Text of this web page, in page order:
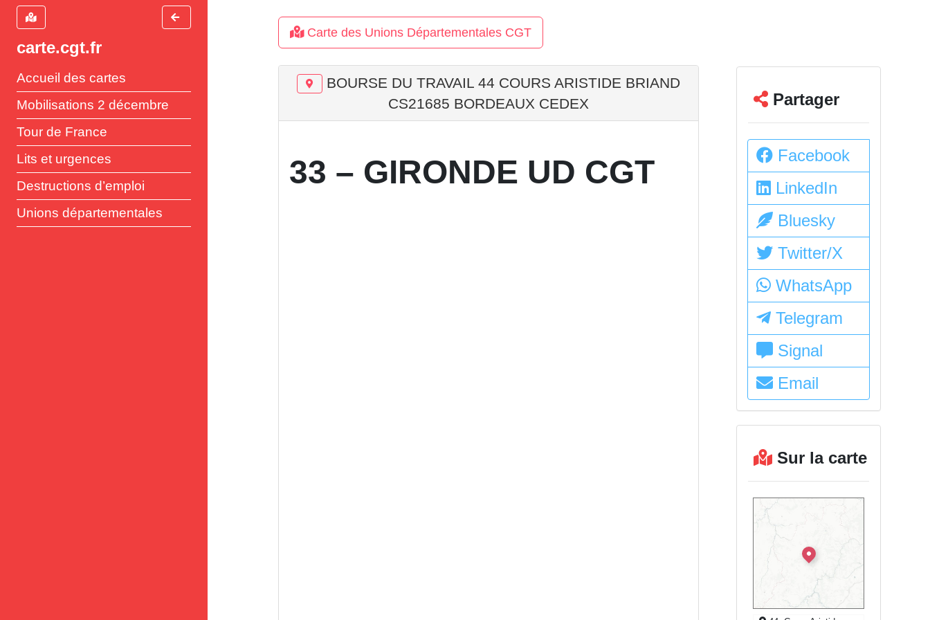
carte.cgt.fr
Accueil des cartes
Mobilisations 2 décembre
Tour de France
Lits et urgences
Destructions d’emploi
Unions départementales
Carte des Unions Départementales CGT
BOURSE DU TRAVAIL 44 COURS ARISTIDE BRIAND
CS21685 BORDEAUX CEDEX
33 – GIRONDE UD CGT
Partager
Facebook
LinkedIn
Bluesky
Twitter/X
WhatsApp
Telegram
Signal
Email
Sur la carte